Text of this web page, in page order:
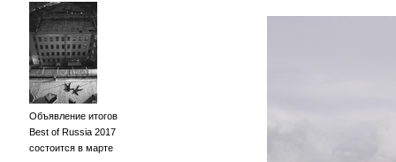
Объявление итогов
Best of Russia 2017
состоится в марте